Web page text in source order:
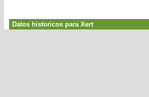
Datos historicos para Xert